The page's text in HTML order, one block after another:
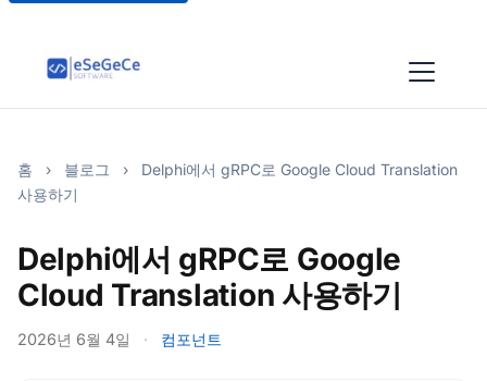
홈 › 블로그 ›
Delphi에서 gRPC로 Google Cloud Translation
사용하기
Delphi에서 gRPC로 Google
Cloud Translation 사용하기
2026년 6월 4일 · 컴포넌트